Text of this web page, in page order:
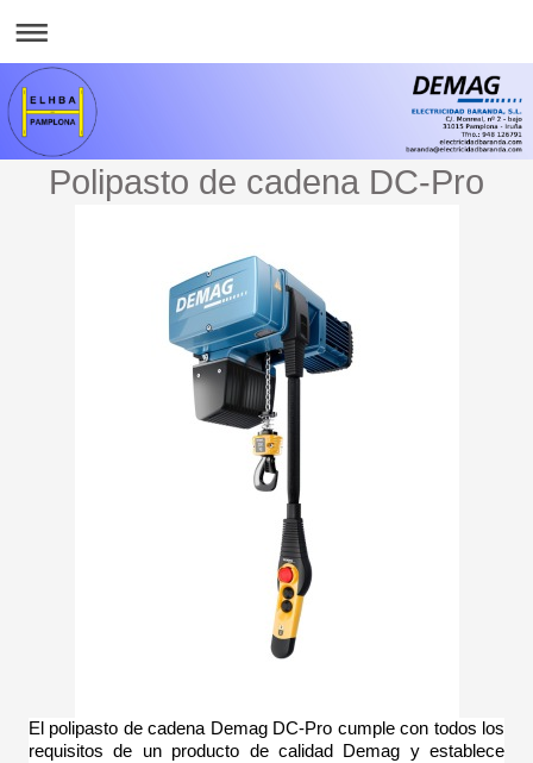
Polipasto de cadena DC-Pro
El polipasto de cadena Demag DC-Pro cumple con todos los
requisitos de un producto de calidad Demag y establece